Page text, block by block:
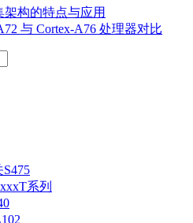
架构的特点与应用
与 Cortex-A76 处理器对比
系列